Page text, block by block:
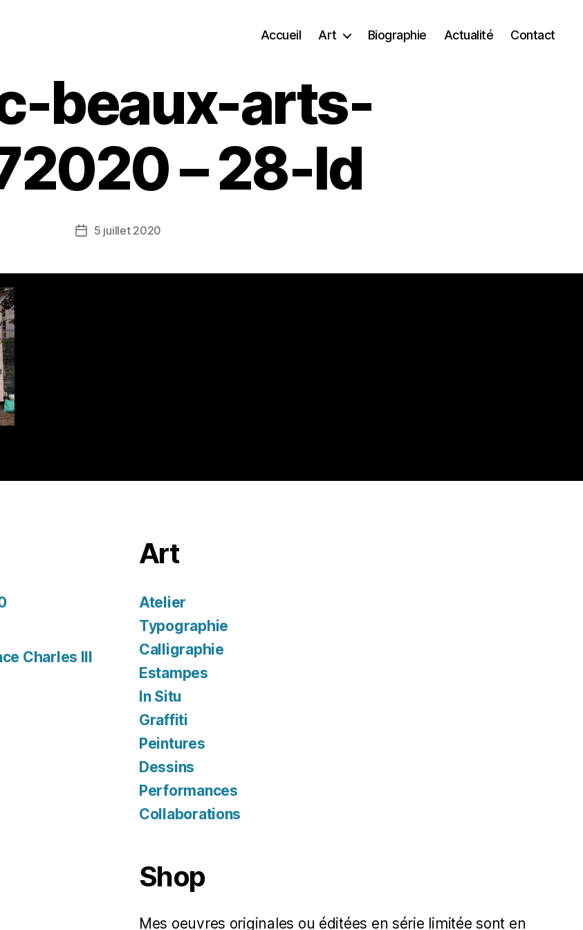
Accueil Art Biographie Actualité Contact
beaux-arts-
– 28-ld
Date5 juillet 2020
Charles III
Art
Atelier
Typographie
Calligraphie
Estampes
In Situ
Graffiti
Peintures
Dessins
Performances
Collaborations
Shop
Mes oeuvres originales ou éditées en série limitée sont en